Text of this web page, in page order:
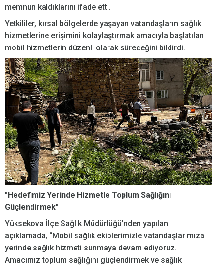
memnun kaldıklarını ifade etti.
Yetkililer, kırsal bölgelerde yaşayan vatandaşların sağlık
hizmetlerine erişimini kolaylaştırmak amacıyla başlatılan
mobil hizmetlerin düzenli olarak süreceğini bildirdi.
"Hedefimiz Yerinde Hizmetle Toplum Sağlığını
Güçlendirmek"
Yüksekova İlçe Sağlık Müdürlüğü’nden yapılan
açıklamada, “Mobil sağlık ekiplerimizle vatandaşlarımıza
yerinde sağlık hizmeti sunmaya devam ediyoruz.
Amacımız toplum sağlığını güçlendirmek ve sağlık